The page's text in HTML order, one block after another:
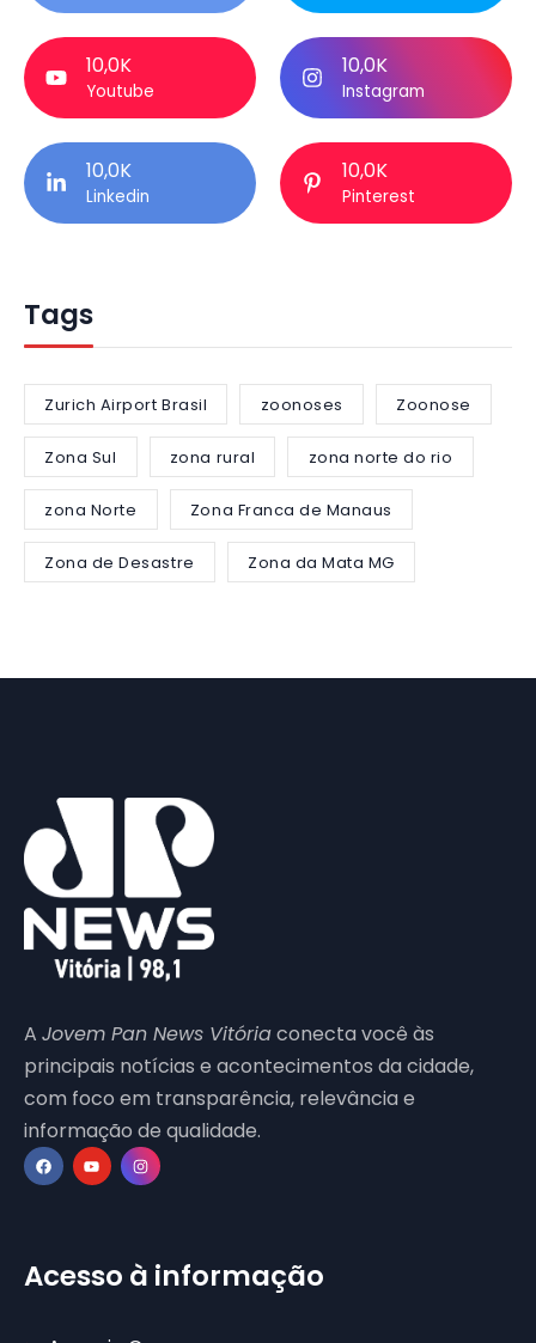
10,0K
Youtube
10,0K
Instagram
10,0K
Linkedin
10,0K
Pinterest
Tags
Zurich Airport Brasil zoonoses Zoonose
Zona Sul zona rural zona norte do rio
zona Norte Zona Franca de Manaus
Zona de Desastre Zona da Mata MG
A Jovem Pan News Vitóriaconecta você às
principais notícias e acontecimentos da cidade,
com foco em transparência, relevância e
informação de qualidade.
Acesso à informação